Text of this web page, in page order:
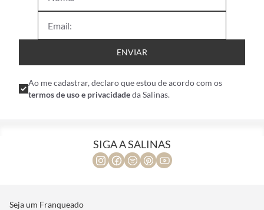
ENVIAR
Ao me cadastrar, declaro que estou de acordo com os
termos de uso e privacidadeda Salinas.
SIGA A SALINAS
Seja um Franqueado